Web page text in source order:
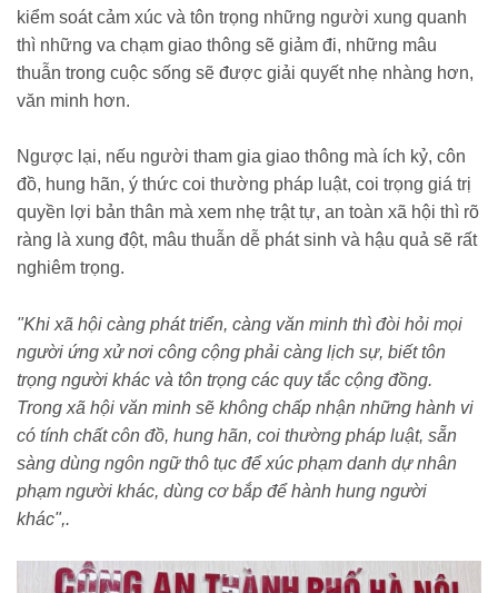
kiểm soát cảm xúc và tôn trọng những người xung quanh
thì những va chạm giao thông sẽ giảm đi, những mâu
thuẫn trong cuộc sống sẽ được giải quyết nhẹ nhàng hơn,
văn minh hơn.
Ngược lại, nếu người tham gia giao thông mà ích kỷ, côn
đồ, hung hãn, ý thức coi thường pháp luật, coi trọng giá trị
quyền lợi bản thân mà xem nhẹ trật tự, an toàn xã hội thì rõ
ràng là xung đột, mâu thuẫn dễ phát sinh và hậu quả sẽ rất
nghiêm trọng.
"Khi xã hội càng phát triển, càng văn minh thì đòi hỏi mọi
người ứng xử nơi công cộng phải càng lịch sự, biết tôn
trọng người khác và tôn trọng các quy tắc cộng đồng.
Trong xã hội văn minh sẽ không chấp nhận những hành vi
có tính chất côn đồ, hung hãn, coi thường pháp luật, sẵn
sàng dùng ngôn ngữ thô tục để xúc phạm danh dự nhân
phạm người khác, dùng cơ bắp để hành hung người
khác",.